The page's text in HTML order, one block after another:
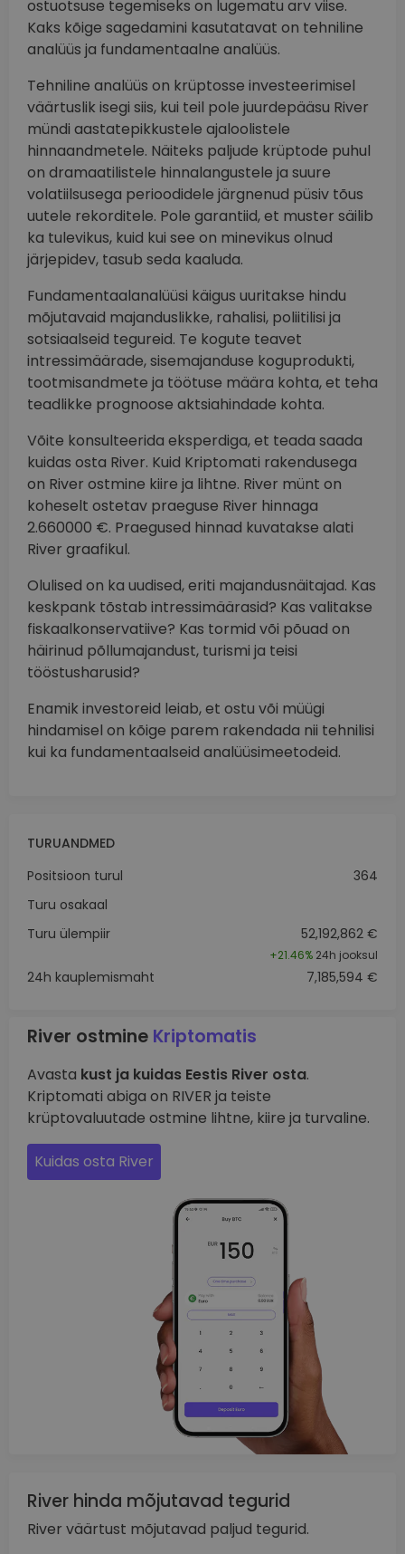
ostuotsuse tegemiseks on lugematu arv viise.
Kaks kõige sagedamini kasutatavat on tehniline
analüüs ja fundamentaalne analüüs.
Tehniline analüüs on krüptosse investeerimisel
väärtuslik isegi siis, kui teil pole juurdepääsu River
mündi aastatepikkustele ajaloolistele
hinnaandmetele. Näiteks paljude krüptode puhul
on dramaatilistele hinnalangustele ja suure
volatiilsusega perioodidele järgnenud püsiv tõus
uutele rekorditele. Pole garantiid, et muster säilib
ka tulevikus, kuid kui see on minevikus olnud
järjepidev, tasub seda kaaluda.
Fundamentaalanalüüsi käigus uuritakse hindu
mõjutavaid majanduslikke, rahalisi, poliitilisi ja
sotsiaalseid tegureid. Te kogute teavet
intressimäärade, sisemajanduse koguprodukti,
tootmisandmete ja töötuse määra kohta, et teha
teadlikke prognoose aktsiahindade kohta.
Võite konsulteerida eksperdiga, et teada saada
kuidas osta River. Kuid Kriptomati rakendusega
on River ostmine kiire ja lihtne. River münt on
koheselt ostetav praeguse River hinnaga
2.660000 €. Praegused hinnad kuvatakse alati
River graafikul.
Olulised on ka uudised, eriti majandusnäitajad. Kas
keskpank tõstab intressimäärasid? Kas valitakse
fiskaalkonservatiive? Kas tormid või põuad on
häirinud põllumajandust, turismi ja teisi
tööstusharusid?
Enamik investoreid leiab, et ostu või müügi
hindamisel on kõige parem rakendada nii tehnilisi
kui ka fundamentaalseid analüüsimeetodeid.
TURUANDMED
Positsioon turul
364
Turu osakaal
Turu ülempiir
52,192,862 €
+21.46% 24h jooksul
24h kauplemismaht 7,185,594 €
River ostmine Kriptomatis
Avasta kust ja kuidas Eestis River osta.
Kriptomati abiga on RIVER ja teiste
krüptovaluutade ostmine lihtne, kiire ja turvaline.
Kuidas osta River
River hinda mõjutavad tegurid
River väärtust mõjutavad paljud tegurid.